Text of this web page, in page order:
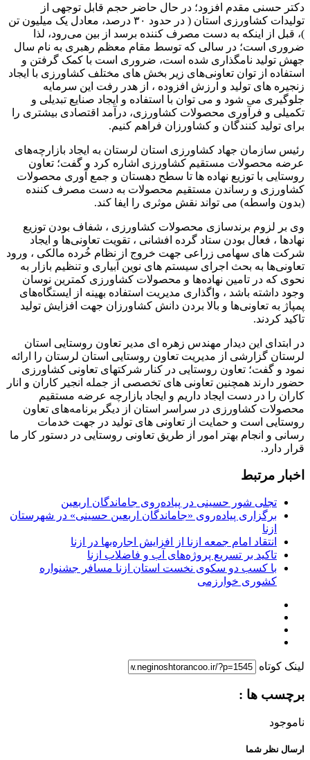
دکتر حسنی مقدم افزود؛ در حال حاضر حجم قابل توجهی از
تولیدات کشاورزی استان ( در حدود ۳۰ درصد، معادل یک میلیون تن
)، قبل از اینکه به دست مصرف کننده برسد از بین می‌رود، لذا
ضروری است؛ در سالی که توسط مقام معظم رهبری به نام سال
جهش تولید نامگذاری شده است، ضروری است با کمک گرفتن و
استفاده از توان تعاونی‌های زیر بخش های مختلف کشاورزی با ایجاد
زنجیره های تولید و ارزش افزوده ، از هدر رفت این سرمایه
جلوگیری می شود و می توان با استفاده و ایجاد صنایع تبدیلی و
تکمیلی و فرآوری محصولات کشاورزی، درآمد اقتصادی بیشتری را
برای تولید کنندگان و کشاورزان فراهم کنیم.
رئیس سازمان جهاد کشاورزی استان لرستان به ایجاد بازارچه‌های
عرضه محصولات مستقیم کشاورزی اشاره کرد و گفت؛ تعاون
روستایی با توزیع نهاده ها تا سطح دهستان و جمع آوری محصولات
کشاورزی و رساندن مستقیم محصولات به دست مصرف کننده
(بدون واسطه) می تواند نقش موثری را ایفا کند.
وی بر لزوم برندسازی محصولات کشاورزی ، شفاف بودن توزیع
نهادها ، فعال بودن ستاد گرده افشانی ، تقویت تعاونی‌ها و ایجاد
شرکت های سهامی زراعی جهت خروج از نظام خُرده مالکی ، ورود
تعاونی‌ها به بحث اجرای سیستم های نوین آبیاری و تنظیم بازار به
نحوی که در تامین نهاده‌ها و محصولات کشاورزی کمترین نوسان
وجود داشته باشد ، واگذاری مدیریت استفاده بهینه از ایستگاه‌های
پمپاژ به تعاونی‌ها و بالا بردن دانش کشاورزان جهت افزایش تولید
تاکید کردند.
در ابتدای این دیدار مهندس زهره ای مدیر تعاون روستایی استان
لرستان گزارشی از مدیریت تعاون روستایی استان لرستان را ارائه
نمود و گفت؛ تعاون روستایی در کنار شرکتهای تعاونی کشاورزی
حضور دارند همچنین تعاونی های تخصصی از جمله انجیر کاران و انار
کاران را در دست ایجاد داریم و ایجاد بازارچه عرضه مستقیم
محصولات کشاورزی در سراسر استان از دیگر برنامه‌های تعاون
روستایی است و حمایت از تعاونی های تولید در جهت خدمات
رسانی و انجام بهتر امور از طریق تعاونی روستایی در دستور کار ما
قرار دارد.
اخبار مرتبط
تجلی شور حسینی در پیاده‌روی جاماندگان اربعین
برگزاری پیاده‌روی «جاماندگان اربعین حسینی» در شهرستان
ازنا
انتقاد امام جمعه ازنا از افزایش اجاره‌بها در ازنا
تاکید بر تسریع پروژه‌های آب و فاضلاب ازنا
با کسب دو سکوی نخست استان ازنا مسافر جشنواره
کشوری خوارزمی
لینک کوتاه
برچسب ها :
ناموجود
ارسال نظر شما